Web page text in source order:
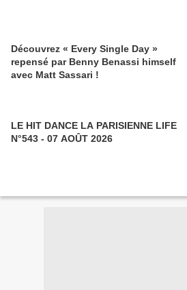
Découvrez « Every Single Day »
repensé par Benny Benassi himself
avec Matt Sassari !
LE HIT DANCE LA PARISIENNE LIFE
N°543 - 07 AOÛT 2026